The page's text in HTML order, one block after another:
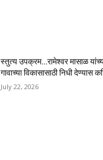
स्तुत्य उपक्रम…रामेश्वर मासाळ
गावाच्या विकासासाठी निधी
July 22, 2026